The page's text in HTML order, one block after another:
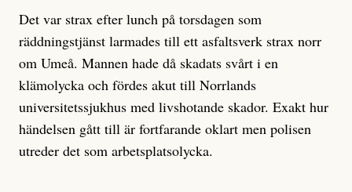
Det var strax efter lunch på torsdagen som
räddningstjänst larmades till ett asfaltsverk strax norr
om Umeå. Mannen hade då skadats svårt i en
klämolycka och fördes akut till Norrlands
universitetssjukhus med livshotande skador. Exakt hur
händelsen gått till är fortfarande oklart men polisen
utreder det som arbetsplatsolycka.